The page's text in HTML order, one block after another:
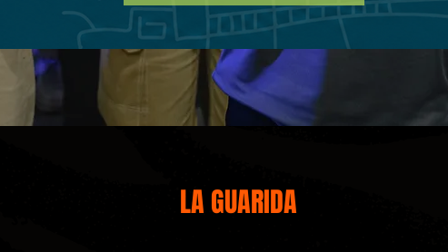
LA GUARIDA